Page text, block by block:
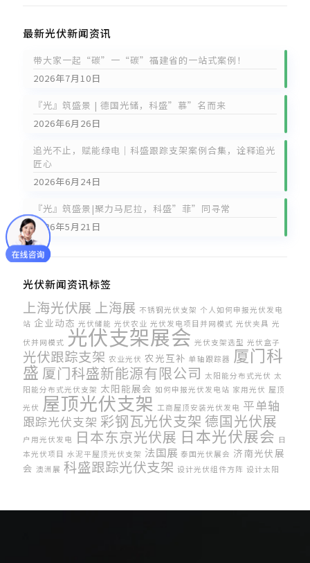
最新光伏新闻资讯
带大家一起“碳”一“碳”福建省的一站式案例！
2026年7月10日
『光』筑盛景 | 德国光储，科盛”慕”名而来
2026年6月26日
追光不止，赋能绿电｜科盛跟踪支架案例合集，诠释追光
匠心
2026年6月24日
『光』筑盛景|聚力马尼拉，科盛”菲”同寻常
2026年5月21日
光伏新闻资讯标签
上海光伏展 上海展 不锈钢光伏支架 个人如何申报光伏发电
站 企业动态 光伏储能 光伏农业 光伏发电项目并网模式 光伏夹具 光
伏并网模式 光伏支架展会 光伏支架选型 光伏盒子
光伏跟踪支架 农业光伏 农光互补 单轴跟踪器 厦门科
盛 厦门科盛新能源有限公司 太阳能分布式光伏 太
阳能分布式光伏支架 太阳能展会 如何申报光伏发电站 家用光伏 屋顶
光伏 屋顶光伏支架 工商屋顶安装光伏发电 平单轴
跟踪光伏支架 彩钢瓦光伏支架 德国光伏展
户用光伏发电 日本东京光伏展 日本光伏展会 日
本光伏项目 水泥平屋顶光伏支架 法国展 泰国光伏展会 济南光伏展
会 澳洲展 科盛跟踪光伏支架 设计光伏组件方阵 设计太阳